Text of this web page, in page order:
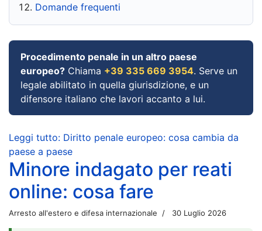
Domande frequenti
Procedimento penale in un altro paese
europeo? Chiama +39 335 669 3954. Serve un
legale abilitato in quella giurisdizione, e un
difensore italiano che lavori accanto a lui.
Leggi tutto: Diritto penale europeo: cosa cambia da
paese a paese
Minore indagato per reati
online: cosa fare
Arresto all'estero e difesa internazionale 30 Luglio 2026